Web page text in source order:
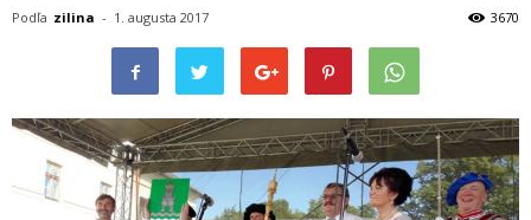
Podľa zilina - 1. augusta 2017 3670